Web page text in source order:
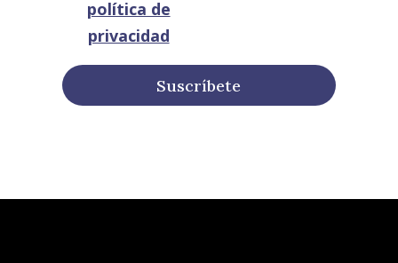
política de
privacidad
Suscríbete